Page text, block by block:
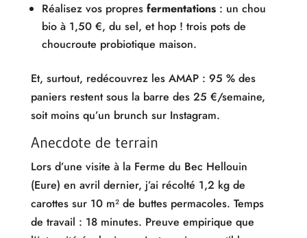
Réalisez vos propres fermentations: un chou
bio à 1,50 €, du sel, et hop ! trois pots de
choucroute probiotique maison.
Et, surtout, redécouvrez les AMAP : 95 % des
paniers restent sous la barre des 25 €/semaine,
soit moins qu’un brunch sur Instagram.
Anecdote de terrain
Lors d’une visite à la Ferme du Bec Hellouin
(Eure) en avril dernier, j’ai récolté 1,2 kg de
carottes sur 10 m² de buttes permacoles. Temps
de travail : 18 minutes. Preuve empirique que